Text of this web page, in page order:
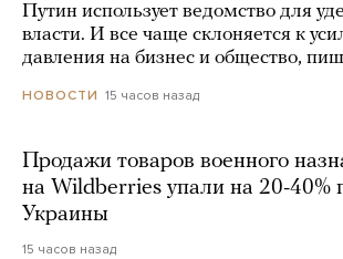
Путин использует ведомство для
власти. И все чаще склоняется к
давления на бизнес и общество,
НОВОСТИ 15 часов назад
Продажи товаров военного
на Wildberries упали на 20-40%
Украины
15 часов назад